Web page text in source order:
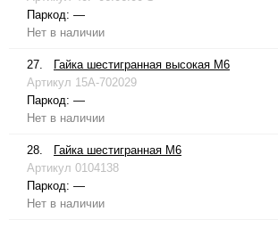
Паркод: —
Нет в наличии
27.
Гайка шестигранная высокая М6
Артикул 15A-702029
Паркод: —
Нет в наличии
28.
Гайка шестигранная М6
Артикул 0104138
Паркод: —
Нет в наличии